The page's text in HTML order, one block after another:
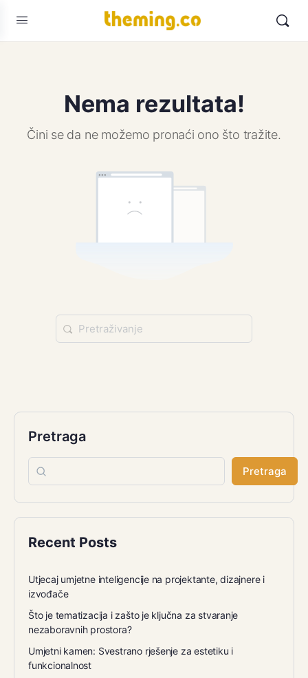
Nema rezultata!
Čini se da ne možemo pronaći ono što tražite.
Pretraga
Pretraga
Recent Posts
Utjecaj umjetne inteligencije na projektante, dizajnere i
izvođače
Što je tematizacija i zašto je ključna za stvaranje
nezaboravnih prostora?
Umjetni kamen: Svestrano rješenje za estetiku i
funkcionalnost